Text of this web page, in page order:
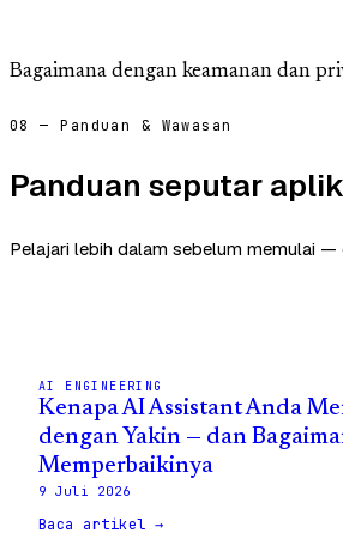
Bagaimana dengan keamanan dan
08 — Panduan & Wawasan
Panduan seputar
Pelajari lebih dalam sebelum memulai —
AI ENGINEERING
Kenapa AI Assistant Anda
dengan Yakin — dan
Memperbaikinya
9 Juli 2026
Baca artikel →